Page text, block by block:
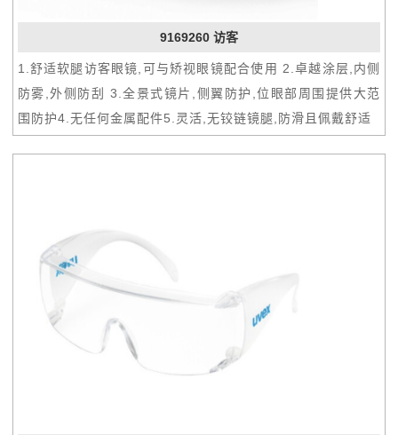
9169260 访客
1.舒适软腿访客眼镜,可与矫视眼镜配合使用 2.卓越涂层,内侧
防雾,外侧防刮 3.全景式镜片,侧翼防护,位眼部周围提供大范
围防护4.无任何金属配件5.灵活,无铰链镜腿,防滑且佩戴舒适